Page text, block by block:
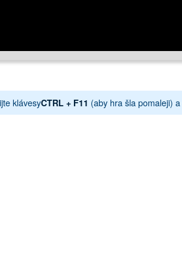
klávesyCTRL + F11 (aby hra šla pomaleji) a